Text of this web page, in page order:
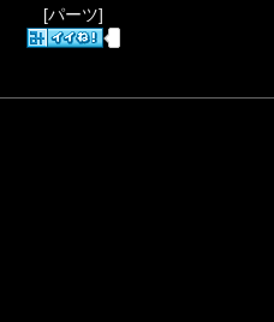
[パーツ]